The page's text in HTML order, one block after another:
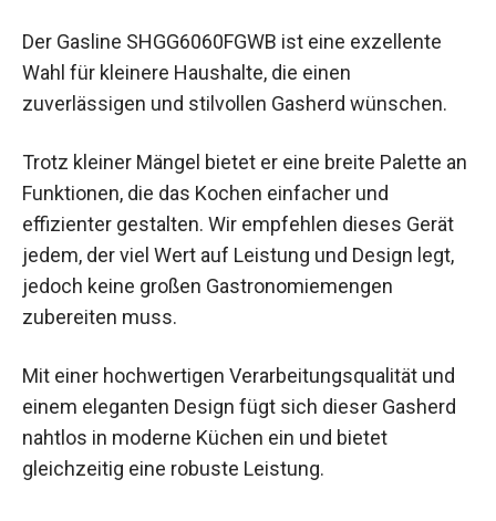
Der Gasline SHGG6060FGWB ist eine exzellente
Wahl für kleinere Haushalte, die einen
zuverlässigen und stilvollen Gasherd wünschen.
Trotz kleiner Mängel bietet er eine breite Palette an
Funktionen, die das Kochen einfacher und
effizienter gestalten. Wir empfehlen dieses Gerät
jedem, der viel Wert auf Leistung und Design legt,
jedoch keine großen Gastronomiemengen
zubereiten muss.
Mit einer hochwertigen Verarbeitungsqualität und
einem eleganten Design fügt sich dieser Gasherd
nahtlos in moderne Küchen ein und bietet
gleichzeitig eine robuste Leistung.